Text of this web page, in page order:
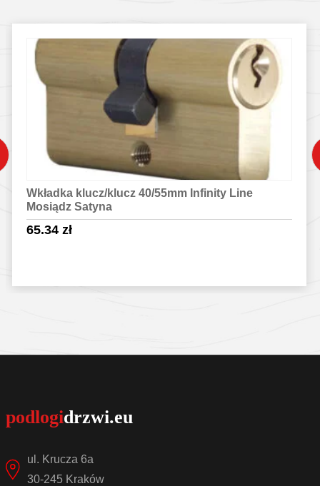
Wkładka klucz/klucz 40/55mm Infinity Line
Mosiądz Satyna
65.34 zł
ul. Krucza 6a
30-245 Kraków